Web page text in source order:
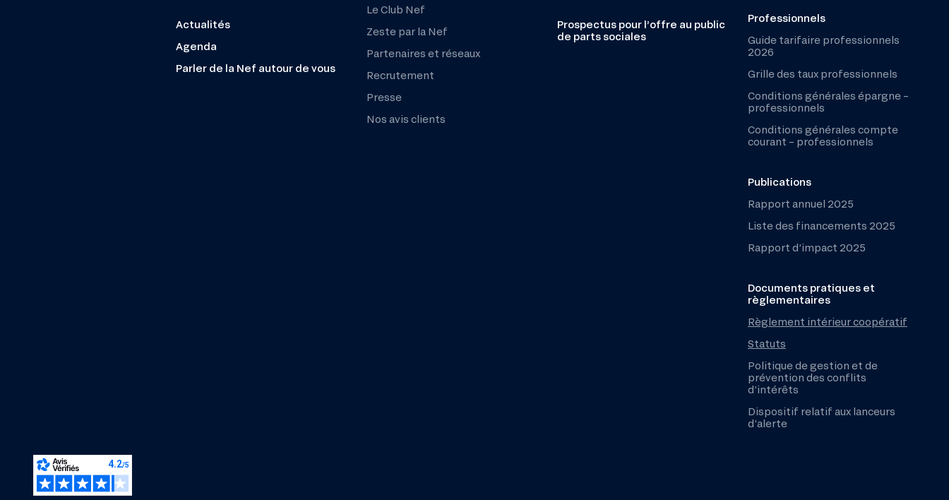
Actualités
Agenda
Parler de la Nef autour de vous
Le Club Nef
Zeste par la Nef
Partenaires et réseaux
Recrutement
Presse
Nos avis clients
Prospectus pour l’offre au public
de parts sociales
Professionnels
Guide tarifaire professionnels
2026
Grille des taux professionnels
Conditions générales épargne –
professionnels
Conditions générales compte
courant – professionnels
Publications
Rapport annuel 2025
Liste des financements 2025
Rapport d’impact 2025
Documents pratiques et
règlementaires
Règlement intérieur coopératif
Statuts
Politique de gestion et de
prévention des conflits
d’intérêts
Dispositif relatif aux lanceurs
d’alerte